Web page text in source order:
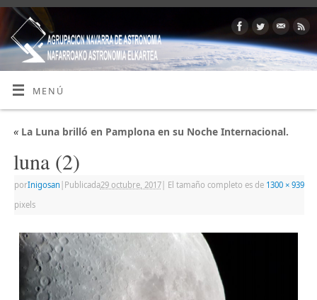
MENÚ
«La Luna brilló en Pamplona en su Noche Internacional.
luna (2)
porInigosan Publicada29 octubre, 2017| El tamaño completo es de 1300 × 939
pixels